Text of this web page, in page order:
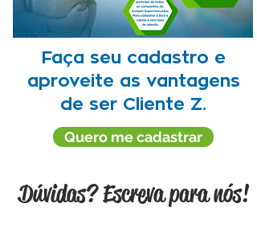
Faça seu cadastro e
aproveite as vantagens
de ser Cliente Z.
Quero me cadastrar
Dúvidas? Escreva para nós!